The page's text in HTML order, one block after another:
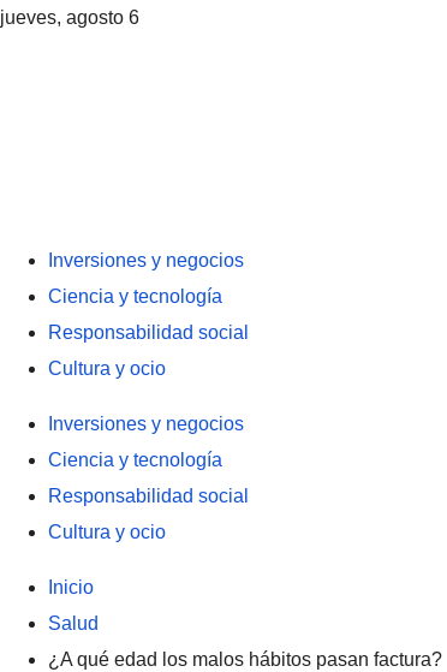
jueves, agosto 6
Inversiones y negocios
Ciencia y tecnología
Responsabilidad social
Cultura y ocio
Inversiones y negocios
Ciencia y tecnología
Responsabilidad social
Cultura y ocio
Inicio
Salud
¿A qué edad los malos hábitos pasan factura?